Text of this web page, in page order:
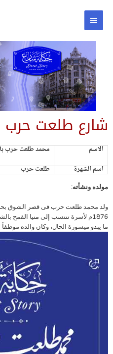
شارع طلعت حرب
الاسم
محمد طلعت حرب
اسم الشهرة
طلعت حرب
مولده ونشأته:
1876م لأسرة تنتسب إلى منيا القمح
ما يبدو ميسورة الحال، وكان والده